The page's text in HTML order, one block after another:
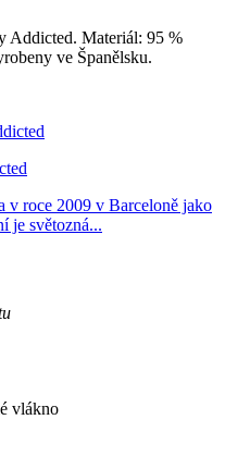
Addicted. Materiál: 95 %
ve Španělsku.
v roce 2009 v Barceloně jako
je světozná...
vlákno